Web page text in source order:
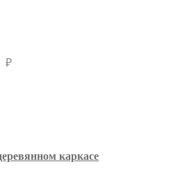
₽
каркасе